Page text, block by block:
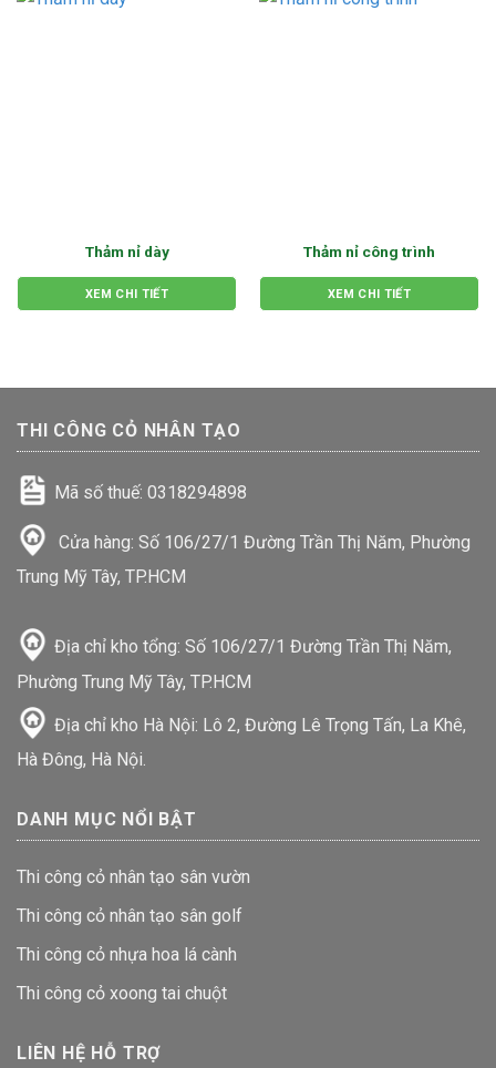
Thảm nỉ dày
XEM CHI TIẾT
Thảm nỉ công trình
XEM CHI TIẾT
THI CÔNG CỎ NHÂN TẠO
Mã số thuế: 0318294898
Cửa hàng: Số 106/27/1 Đường Trần Thị Năm, Phường
Trung Mỹ Tây, TP.HCM
Địa chỉ kho tổng: Số 106/27/1 Đường Trần Thị Năm,
Phường Trung Mỹ Tây, TP.HCM
Địa chỉ kho Hà Nội: Lô 2, Đường Lê Trọng Tấn, La Khê,
Hà Đông, Hà Nội.
DANH MỤC NỔI BẬT
Thi công cỏ nhân tạo sân vườn
Thi công cỏ nhân tạo sân golf
Thi công cỏ nhựa hoa lá cành
Thi công cỏ xoong tai chuột
LIÊN HỆ HỖ TRỢ